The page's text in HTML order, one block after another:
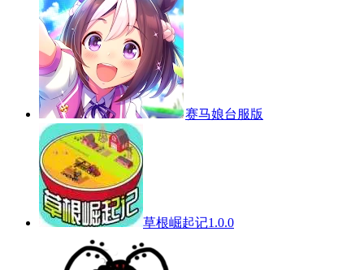
赛马娘台服版
草根崛起记1.0.0